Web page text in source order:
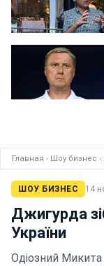
Главная › Шоу бизнес ›
ШОУ БИЗНЕС 14
Джигурда
України
Одіозний